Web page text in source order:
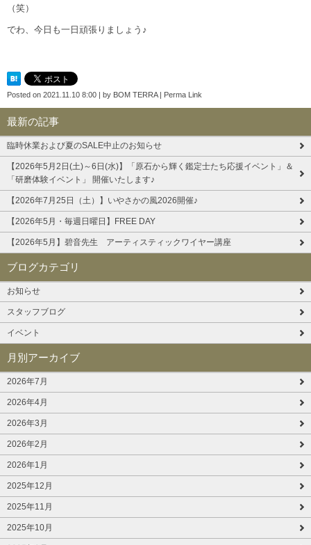
（笑）
でわ、今日も一日頑張りましょう♪
Posted on 2021.11.10 8:00 | by BOM TERRA| Perma Link
最新の記事
臨時休業および夏のSALE中止のお知らせ
【2026年5月2日(土)～6日(水)】「原石から輝く鑑定士たち応援イベント」＆
「研磨体験イベント」 開催いたします♪
【2026年7月25日（土）】いやさかの風2026開催♪
【2026年5月・毎週日曜日】FREE DAY
【2026年5月】碧音先生 アーティスティックワイヤー講座
ブログカテゴリ
お知らせ
スタッフブログ
イベント
月別アーカイブ
2026年7月
2026年4月
2026年3月
2026年2月
2026年1月
2025年12月
2025年11月
2025年10月